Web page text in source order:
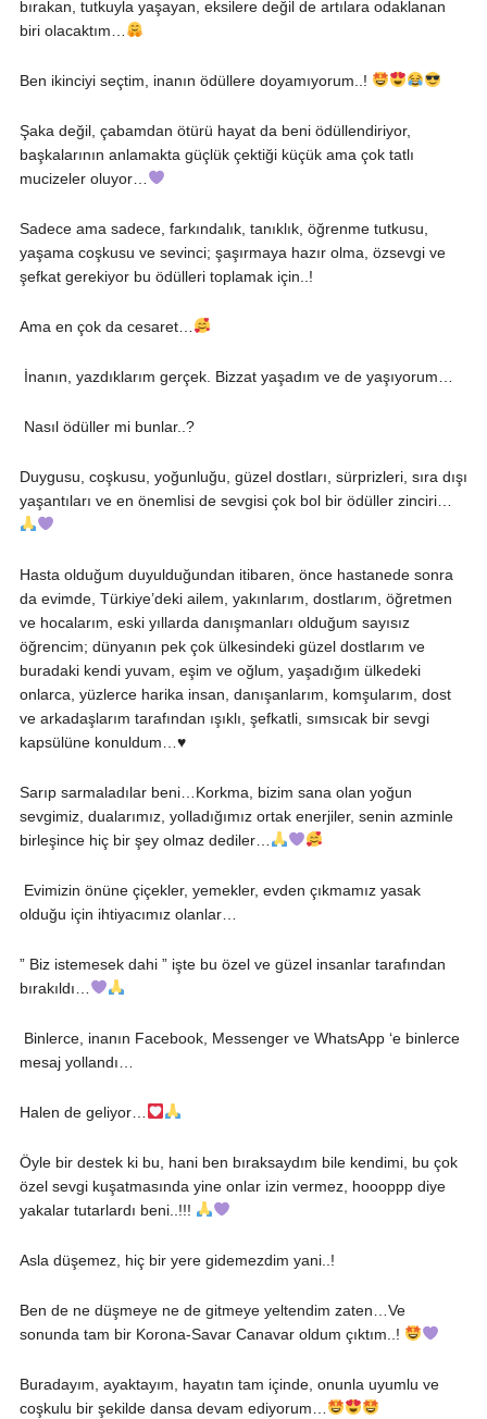
bırakan, tutkuyla yaşayan, eksilere değil de artılara odaklanan
biri olacaktım…
Ben ikinciyi seçtim, inanın ödüllere doyamıyorum..!
Şaka değil, çabamdan ötürü hayat da beni ödüllendiriyor,
başkalarının anlamakta güçlük çektiği küçük ama çok tatlı
mucizeler oluyor…
Sadece ama sadece, farkındalık, tanıklık, öğrenme tutkusu,
yaşama coşkusu ve sevinci; şaşırmaya hazır olma, özsevgi ve
şefkat gerekiyor bu ödülleri toplamak için..!
Ama en çok da cesaret…
İnanın, yazdıklarım gerçek. Bizzat yaşadım ve de yaşıyorum…
Nasıl ödüller mi bunlar..?
Duygusu, coşkusu, yoğunluğu, güzel dostları, sürprizleri, sıra dışı
yaşantıları ve en önemlisi de sevgisi çok bol bir ödüller zinciri…
Hasta olduğum duyulduğundan itibaren, önce hastanede sonra
da evimde, Türkiye’deki ailem, yakınlarım, dostlarım, öğretmen
ve hocalarım, eski yıllarda danışmanları olduğum sayısız
öğrencim; dünyanın pek çok ülkesindeki güzel dostlarım ve
buradaki kendi yuvam, eşim ve oğlum, yaşadığım ülkedeki
onlarca, yüzlerce harika insan, danışanlarım, komşularım, dost
ve arkadaşlarım tarafından ışıklı, şefkatli, sımsıcak bir sevgi
kapsülüne konuldum… ♥️
Sarıp sarmaladılar beni…Korkma, bizim sana olan yoğun
sevgimiz, dualarımız, yolladığımız ortak enerjiler, senin azminle
birleşince hiç bir şey olmaz dediler…
Evimizin önüne çiçekler, yemekler, evden çıkmamız yasak
olduğu için ihtiyacımız olanlar…
” Biz istemesek dahi ” işte bu özel ve güzel insanlar tarafından
bırakıldı…
Binlerce, inanın Facebook, Messenger ve WhatsApp ‘e binlerce
mesaj yollandı…
Halen de geliyor…
Öyle bir destek ki bu, hani ben bıraksaydım bile kendimi, bu çok
özel sevgi kuşatmasında yine onlar izin vermez, hoooppp diye
yakalar tutarlardı beni..!!!
Asla düşemez, hiç bir yere gidemezdim yani..!
Ben de ne düşmeye ne de gitmeye yeltendim zaten…Ve
sonunda tam bir Korona-Savar Canavar oldum çıktım..!
Buradayım, ayaktayım, hayatın tam içinde, onunla uyumlu ve
coşkulu bir şekilde dansa devam ediyorum…